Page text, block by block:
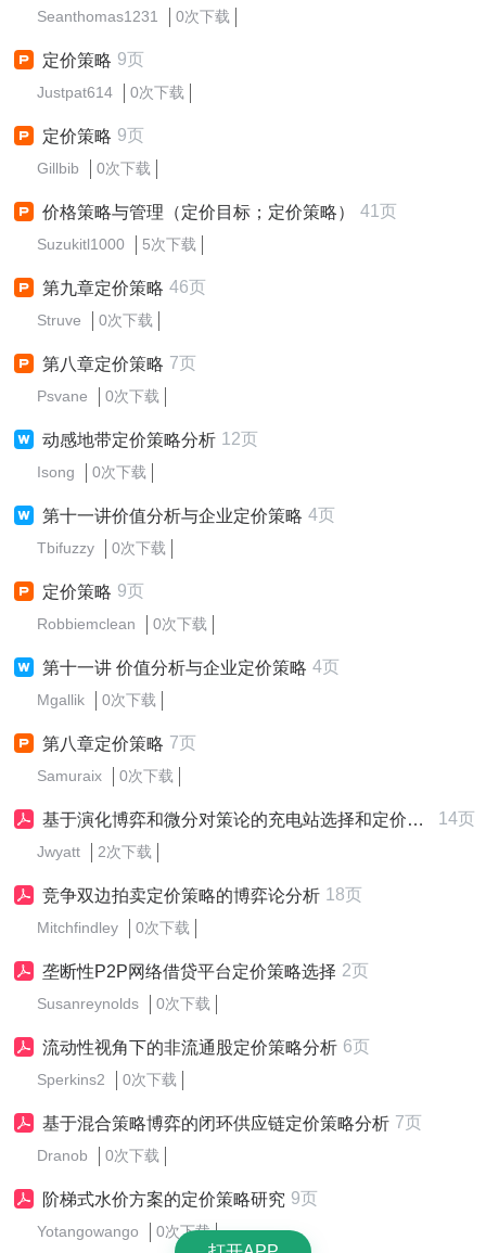
Seanthomas1231 0次下载
定价策略 9页
Justpat614 0次下载
定价策略 9页
Gillbib 0次下载
价格策略与管理（定价目标；定价策略） 41页
Suzukitl1000 5次下载
第九章定价策略 46页
Struve 0次下载
第八章定价策略 7页
Psvane 0次下载
动感地带定价策略分析 12页
Isong 0次下载
第十一讲价值分析与企业定价策略 4页
Tbifuzzy 0次下载
定价策略 9页
Robbiemclean 0次下载
第十一讲 价值分析与企业定价策略 4页
Mgallik 0次下载
第八章定价策略 7页
Samuraix 0次下载
基于演化博弈和微分对策论的充电站选择和定价策略 14页
Jwyatt 2次下载
竞争双边拍卖定价策略的博弈论分析 18页
Mitchfindley 0次下载
垄断性P2P网络借贷平台定价策略选择 2页
Susanreynolds 0次下载
流动性视角下的非流通股定价策略分析 6页
Sperkins2 0次下载
基于混合策略博弈的闭环供应链定价策略分析 7页
Dranob 0次下载
阶梯式水价方案的定价策略研究 9页
Yotangowango 0次下载